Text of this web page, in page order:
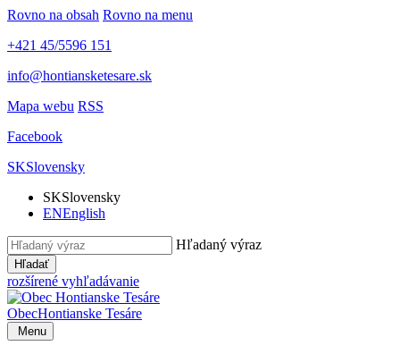
Rovno na obsah Rovno na menu
+421 45/5596 151
info@hontiansketesare.sk
Mapa webu RSS
Facebook
SKSlovensky
SKSlovensky
ENEnglish
Hľadaný výraz
Hľadať
rozšírené vyhľadávanie
ObecHontianske Tesáre
Menu